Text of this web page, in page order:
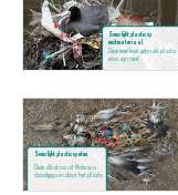
Soms lijkt plastic op
nestmateriaal.
Deze meerkoet gebruikt plastic
voor zijn nest.
Soms lijkt plastic op eten.
Deze albatros uit Midway is
doodgegaan door het plastic.